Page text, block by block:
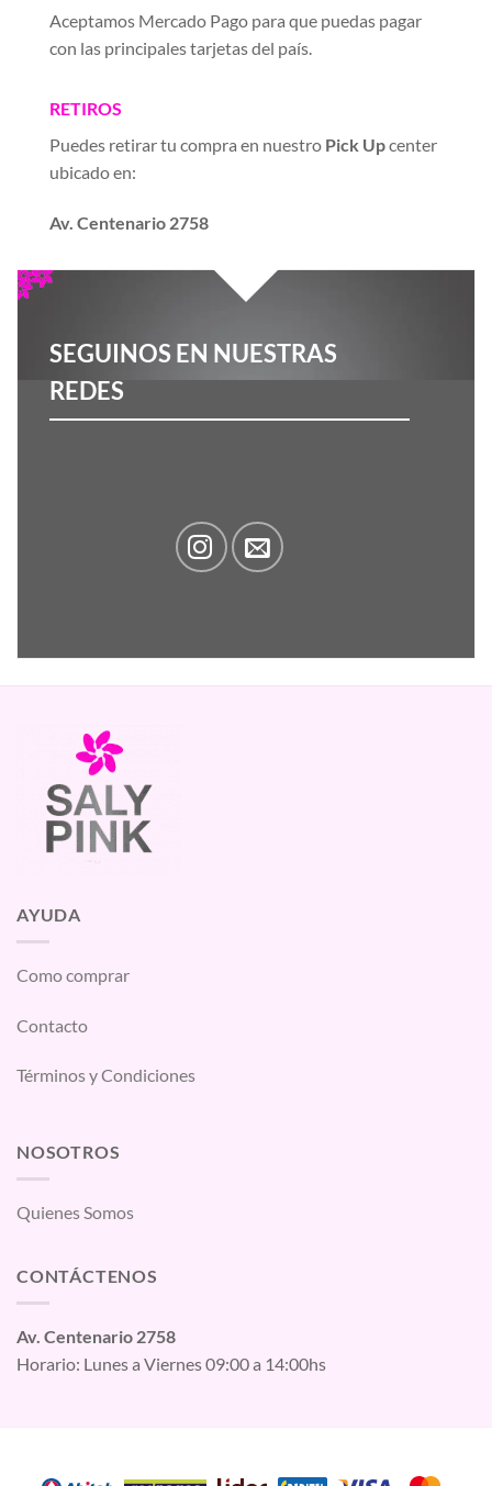
Aceptamos Mercado Pago para que puedas pagar
con las principales tarjetas del país.
RETIROS
Puedes retirar tu compra en nuestro Pick Upcenter
ubicado en:
Av. Centenario 2758
SEGUINOS EN NUESTRAS
REDES
AYUDA
Como comprar
Contacto
Términos y Condiciones
NOSOTROS
Quienes Somos
CONTÁCTENOS
Av. Centenario 2758
Horario: Lunes a Viernes 09:00 a 14:00hs